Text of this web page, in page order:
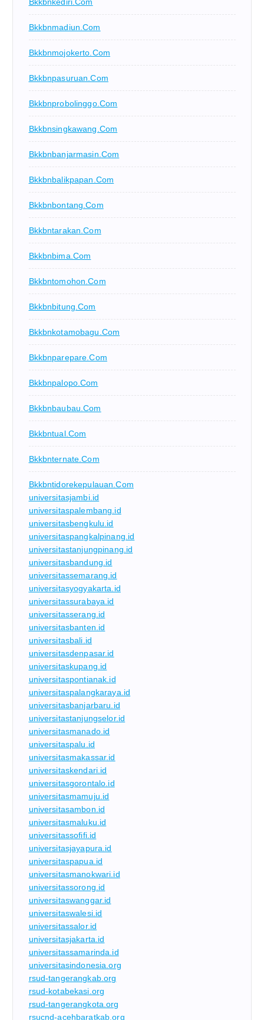
Bkkbnkediri.com
Bkkbnmadiun.com
Bkkbnmojokerto.com
Bkkbnpasuruan.com
Bkkbnprobolinggo.com
Bkkbnsingkawang.com
Bkkbnbanjarmasin.com
Bkkbnbalikpapan.com
Bkkbnbontang.com
Bkkbntarakan.com
Bkkbnbima.com
Bkkbntomohon.com
Bkkbnbitung.com
Bkkbnkotamobagu.com
Bkkbnparepare.com
Bkkbnpalopo.com
Bkkbnbaubau.com
Bkkbntual.com
Bkkbnternate.com
Bkkbntidorekepulauan.com
universitasjambi.id
universitaspalembang.id
universitasbengkulu.id
universitaspangkalpinang.id
universitastanjungpinang.id
universitasbandung.id
universitassemarang.id
universitasyogyakarta.id
universitassurabaya.id
universitasserang.id
universitasbanten.id
universitasbali.id
universitasdenpasar.id
universitaskupang.id
universitaspontianak.id
universitaspalangkaraya.id
universitasbanjarbaru.id
universitastanjungselor.id
universitasmanado.id
universitaspalu.id
universitasmakassar.id
universitaskendari.id
universitasgorontalo.id
universitasmamuju.id
universitasambon.id
universitasmaluku.id
universitassofifi.id
universitasjayapura.id
universitaspapua.id
universitasmanokwari.id
universitassorong.id
universitaswanggar.id
universitaswalesi.id
universitassalor.id
universitasjakarta.id
universitassamarinda.id
universitasindonesia.org
rsud-tangerangkab.org
rsud-kotabekasi.org
rsud-tangerangkota.org
rsucnd-acehbaratkab.org